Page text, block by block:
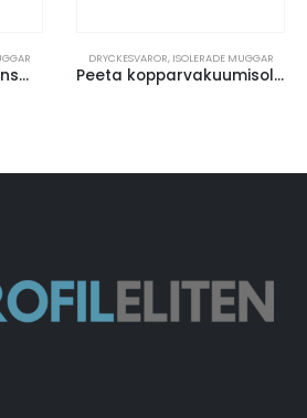
Pix 330 ml sublimationsmugg i keramik
DRYCKESVAROR, ISOLERADE MUGGAR
Peeta kopparvakuumisolerad mugg